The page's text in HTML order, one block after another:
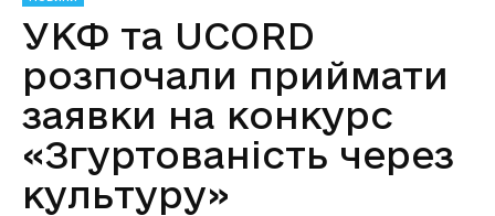
УКФ та UCORD
розпочали приймати
заявки на конкурс
«Згуртованість через
культуру»